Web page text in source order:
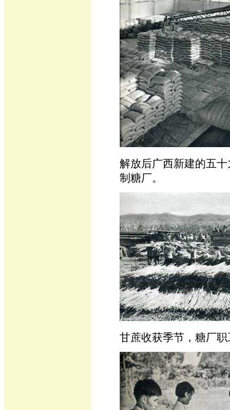
解放后广西新建的五
制糖厂。
甘蔗收获季节，糖厂